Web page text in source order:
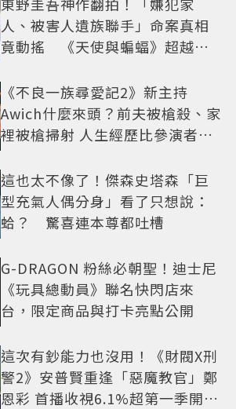
人、被害人遺族聯手」命案真相
竟動搖 《天使與蝙蝠》超越懸
《不良一族尋愛記2》新主持
Awich什麼來頭？前夫被槍殺、家
裡被槍掃射 人生經歷比參演者還
這也太不像了！傑森史塔森「巨
型充氣人偶分身」看了只想說：
蛤？ 驚喜連本尊都吐槽
G-DRAGON 粉絲必朝聖！迪士尼
《玩具總動員》聯名快閃店來
台，限定商品與打卡亮點公開
這次有鈔能力也沒用！《財閥X刑
警2》安普賢重逢「惡魔教官」鄭
恩彩 首播收視6.1%超第一季開紅